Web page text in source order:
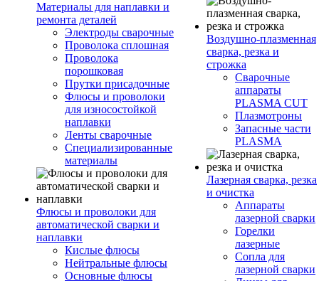
Материалы для наплавки и
ремонта деталей
Электроды сварочные
Проволока сплошная
Проволока
порошковая
Прутки присадочные
Флюсы и проволоки
для износостойкой
наплавки
Ленты сварочные
Специализированные
материалы
Флюсы и проволоки для
автоматической сварки и
наплавки
Кислые флюсы
Нейтральные флюсы
Основные флюсы
Воздушно-плазменная
сварка, резка и
строжка
Сварочные
аппараты
PLASMA CUT
Плазмотроны
Запасные части
PLASMA
Лазерная сварка, резка
и очистка
Аппараты
лазерной сварки
Горелки
лазерные
Сопла для
лазерной сварки